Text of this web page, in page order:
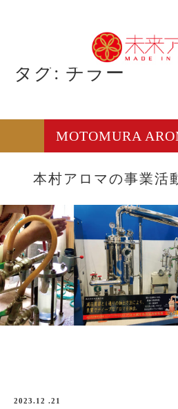
タグ: チラー
MOTOMURA
本村アロマの事業活
2023.12 .21